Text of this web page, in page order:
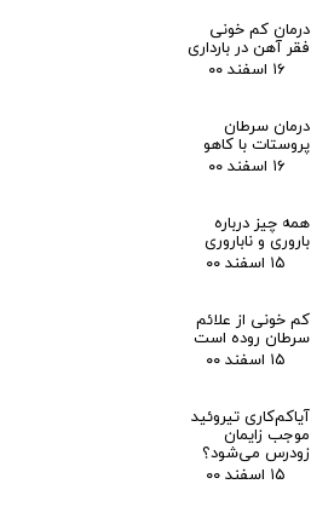
درمان کم خونی
فقر آهن در بارداری
۱۶ اسفند ۰۰
درمان سرطان
پروستات با کاهو
۱۶ اسفند ۰۰
همه چیز درباره
باروری و ناباروری
۱۵ اسفند ۰۰
کم خونی از علائم
سرطان روده است
۱۵ اسفند ۰۰
آیاکم‌کاری تیروئید
موجب زایمان
زودرس می‌شود؟
۱۵ اسفند ۰۰